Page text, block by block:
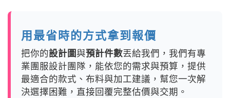
用最省時的方式拿到報價
把你的設計圖與預計件數丟給我們，我們有專
業團服設計團隊，能依您的需求與預算，提供
最適合的款式、布料與加工建議，幫您一次解
決選擇困難，直接回覆完整估價與交期。